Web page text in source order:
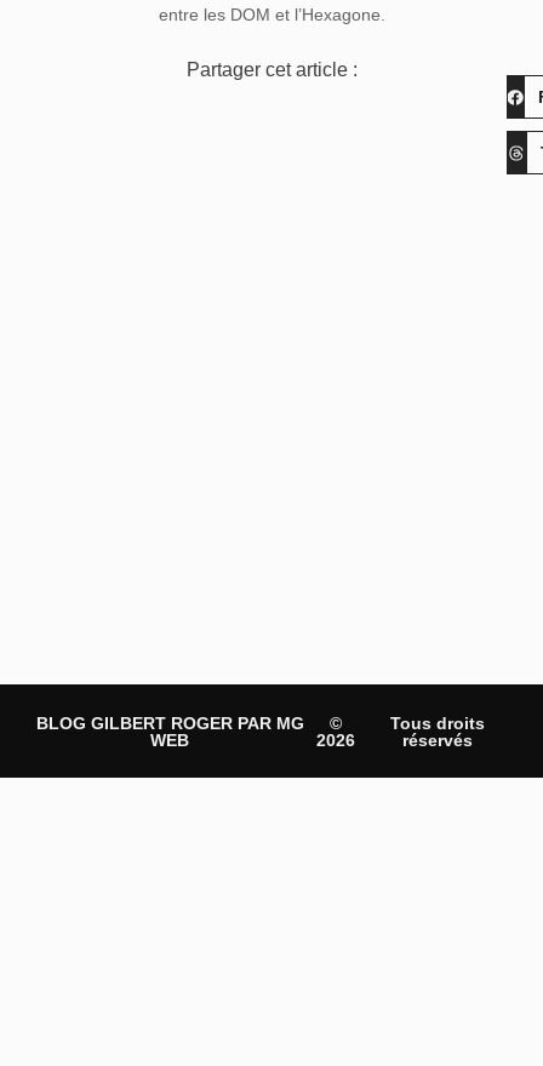
entre les DOM et l’Hexagone.
Partager cet article :
BLOG GILBERT ROGER PAR MG
WEB
©
2026
Tous droits
réservés